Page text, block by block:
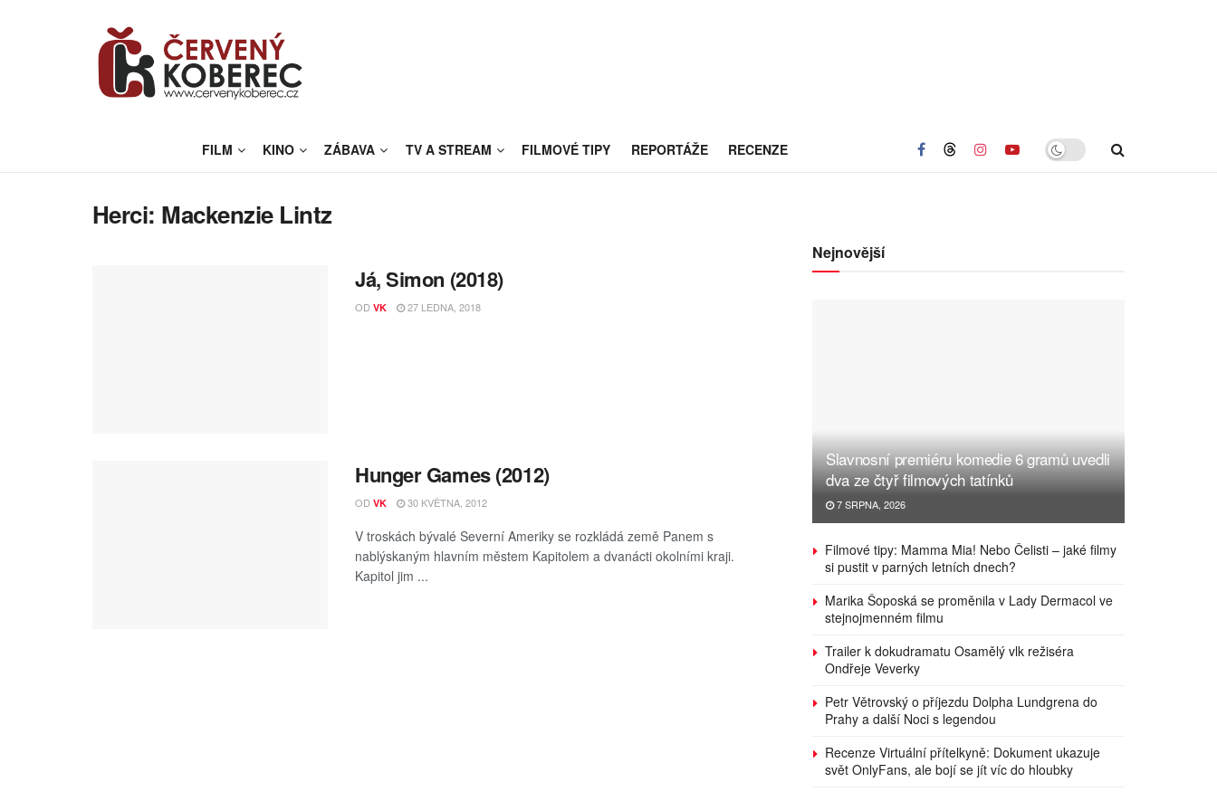
FILM KINO ZÁBAVA TV A STREAM FILMOVÉ TIPY REPORTÁŽE RECENZE
Herci: Mackenzie Lintz
Já, Simon (2018)
OD VK 27 LEDNA, 2018
Hunger Games (2012)
OD VK 30 KVĚTNA, 2012
V troskách bývalé Severní Ameriky se rozkládá země Panem s
nablýskaným hlavním městem Kapitolem a dvanácti okolními kraji.
Kapitol jim ...
Nejnovější
Slavnosní premiéru komedie 6 gramů uvedli
dva ze čtyř filmových tatínků
7 SRPNA, 2026
Filmové tipy: Mamma Mia! Nebo Čelisti – jaké filmy
si pustit v parných letních dnech?
Marika Šoposká se proměnila v Lady Dermacol ve
stejnojmenném filmu
Trailer k dokudramatu Osamělý vlk režiséra
Ondřeje Veverky
Petr Větrovský o příjezdu Dolpha Lundgrena do
Prahy a další Noci s legendou
Recenze Virtuální přítelkyně: Dokument ukazuje
svět OnlyFans, ale bojí se jít víc do hloubky